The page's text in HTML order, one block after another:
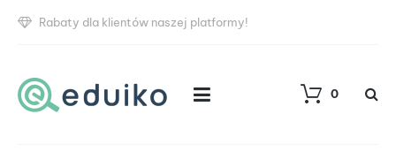
Rabaty dla klientów naszej platformy!
0